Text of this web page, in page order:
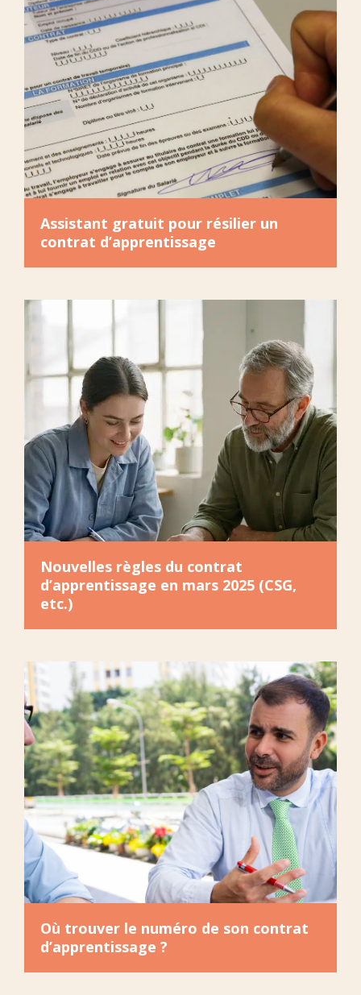
Assistant gratuit pour résilier un
contrat d’apprentissage
Nouvelles règles du contrat
d’apprentissage en mars 2025 (CSG,
etc.)
Où trouver le numéro de son contrat
d’apprentissage ?